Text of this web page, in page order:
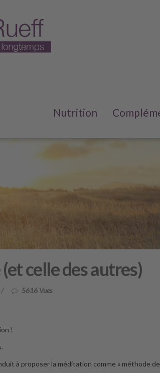
Nutrition
celle des autres)
/ 5616 Vues
!
à proposer la méditation comme « méthode